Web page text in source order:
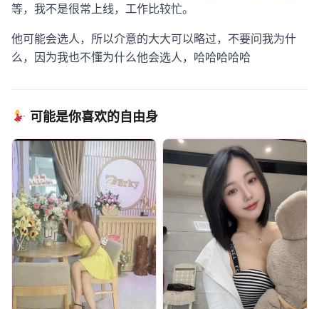
等，我不是很常上线，工作比较忙。
他可能会选人，所以介意的大大可以略过，不要问我为什
么，因为我也不懂为什么他会选人，哈哈哈哈哈
可能是你喜欢的自由身